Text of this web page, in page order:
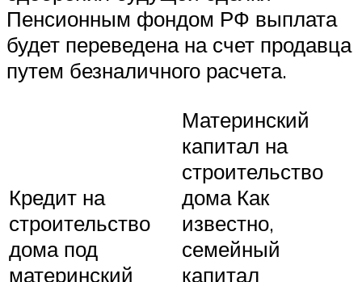
Пенсионным фондом РФ выплата
будет переведена на счет продавца
путем безналичного расчета.
Кредит на
строительство
дома под
материнский
Материнский
капитал на
строительство
дома Как
известно,
семейный
капитал